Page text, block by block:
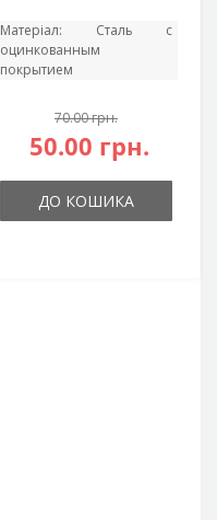
Матеріал:
Сталь с
оцинкованным
покрытием
70.00 грн.
50.00 грн.
ДО КОШИКА